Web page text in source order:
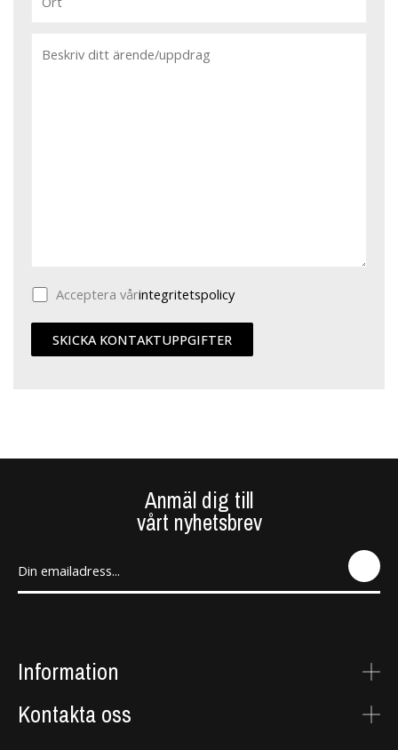
Acceptera vårintegritetspolicy
Anmäl dig till
vårt nyhetsbrev
SEN
Information
Kontakta oss